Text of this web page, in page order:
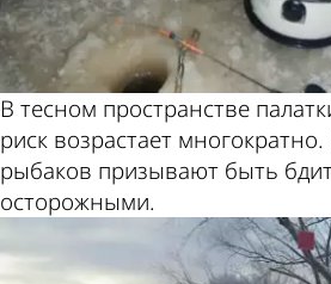
В тесном пространстве
риск возрастает
рыбаков призывают быть
осторожными.